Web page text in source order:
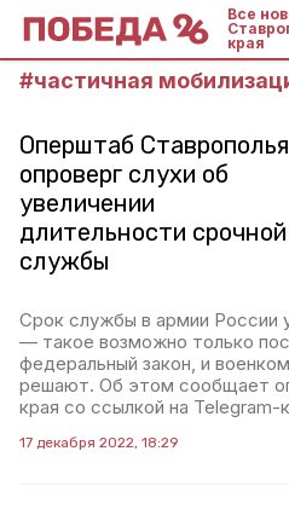
Все
края
#частичная
Оперштаб Ставрополья
опроверг слухи об
увеличении
длительности срочной
службы
Срок службы в армии России
— такое возможно только
федеральный закон, и
решают. Об этом сообщает
края со ссылкой на
17 декабря 2022, 18:29